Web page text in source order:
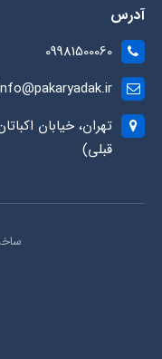
آدرس
09981500060
تهران، خیابان
قبلی)